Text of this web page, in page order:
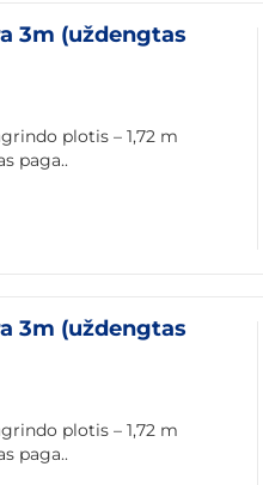
3m (uždengtas
plotis – 1,72 m
paga..
3m (uždengtas
plotis – 1,72 m
paga..